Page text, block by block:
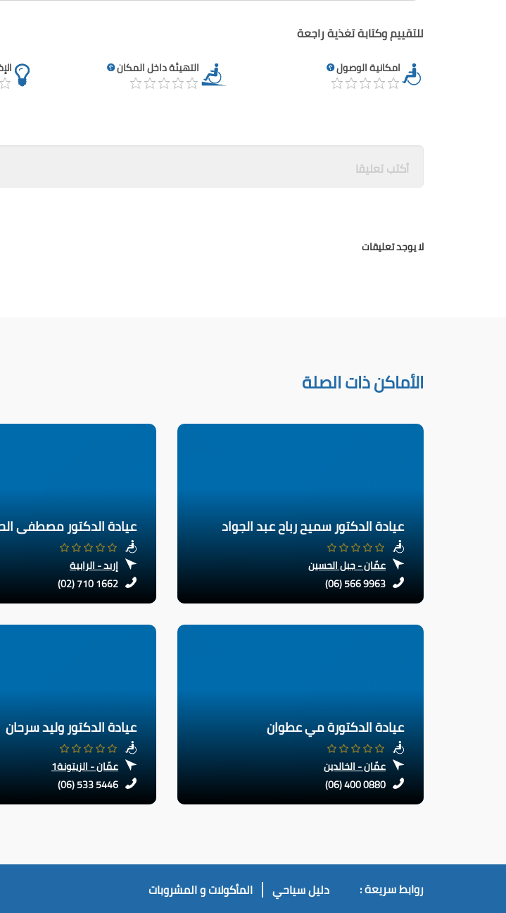
للتقييم وكتابة تغذية راجعة
امكانية الوصول التهيئة داخل المكان
لا يوجد تعليقات
الأماكن ذات الصلة
عيادة الدكتور سميح رباح عبد الجواد
عمّان - جبل الحسين
(06) 566 9963
عيادة الدكتور مصطفى
إربد - الرابية
(02) 710 1662
عيادة الدكتورة مي عطوان
عمّان - الخالدين
(06) 400 0880
عيادة الدكتور وليد سرحان
عمّان - الزيتونة1
(06) 533 5446
روابط سريعة : دليل سياحي المأكولات و المشروبات